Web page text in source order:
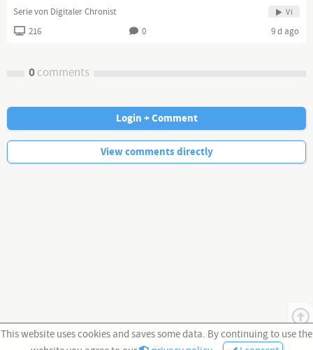
This website uses cookies and saves some data. By continuing to use the
Serie von Digitaler Chronist Vi
216 0 9 d ago
0comments
No more comments.
Login + Comment
View comments directly